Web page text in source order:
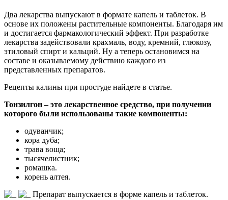
Два лекарства выпускают в формате капель и таблеток. В
основе их положены растительные компоненты. Благодаря им
и достигается фармакологический эффект. При разработке
лекарства задействовали крахмаль, воду, кремний, глюкозу,
этиловый спирт и кальций. Ну а теперь остановимся на
составе и оказываемому действию каждого из
представленных препаратов.
Рецепты калины при простуде найдете в статье.
Тонзилгон – это лекарственное средство, при получении
которого были использованы такие компоненты:
одуванчик;
кора дуба;
трава воща;
тысячелистник;
ромашка.
корень алтея.
Препарат выпускается в форме капель и таблеток.